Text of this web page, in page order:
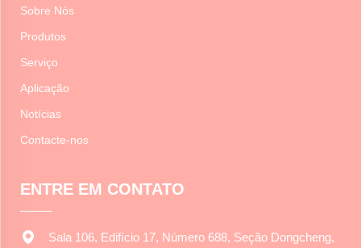
Sobre Nós
Produtos
Serviço
Aplicação
Notícias
Contacte-nos
ENTRE EM CONTATO
Sala 106, Edifício 17, Número 688, Seção Dongcheng,